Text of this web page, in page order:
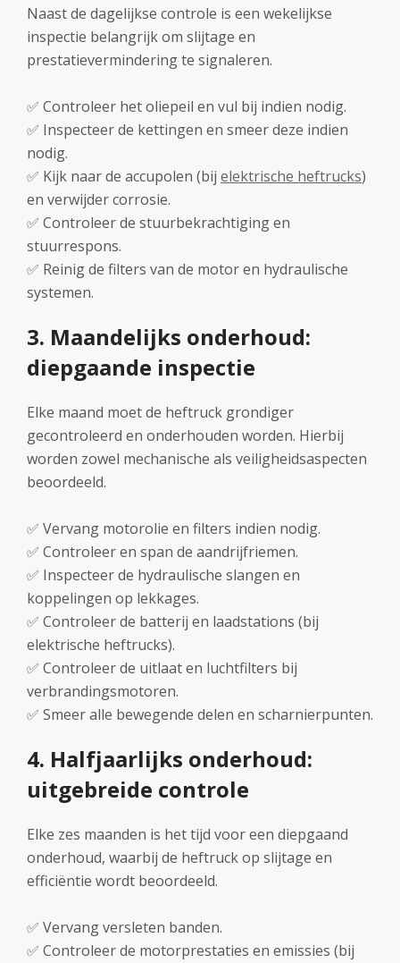
Naast de dagelijkse controle is een wekelijkse
inspectie belangrijk om slijtage en
prestatievermindering te signaleren.
✅ Controleer het oliepeil en vul bij indien nodig.
✅ Inspecteer de kettingen en smeer deze indien
nodig.
✅ Kijk naar de accupolen (bij elektrische heftrucks)
en verwijder corrosie.
✅ Controleer de stuurbekrachtiging en
stuurrespons.
✅ Reinig de filters van de motor en hydraulische
systemen.
3. Maandelijks onderhoud:
diepgaande inspectie
Elke maand moet de heftruck grondiger
gecontroleerd en onderhouden worden. Hierbij
worden zowel mechanische als veiligheidsaspecten
beoordeeld.
✅ Vervang motorolie en filters indien nodig.
✅ Controleer en span de aandrijfriemen.
✅ Inspecteer de hydraulische slangen en
koppelingen op lekkages.
✅ Controleer de batterij en laadstations (bij
elektrische heftrucks).
✅ Controleer de uitlaat en luchtfilters bij
verbrandingsmotoren.
✅ Smeer alle bewegende delen en scharnierpunten.
4. Halfjaarlijks onderhoud:
uitgebreide controle
Elke zes maanden is het tijd voor een diepgaand
onderhoud, waarbij de heftruck op slijtage en
efficiëntie wordt beoordeeld.
✅ Vervang versleten banden.
✅ Controleer de motorprestaties en emissies (bij